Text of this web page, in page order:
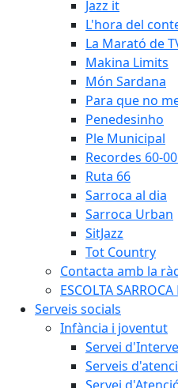
Jazz it
L'hora del
La Marató de
Makina Limits
Món Sardana
Para que no
Penedesinho
Ple Municipal
Recordes 60-
Ruta 66
Sarroca al dia
Sarroca Urban
SitJazz
Tot Country
Contacta amb la
ESCOLTA
Serveis socials
Infància i joventut
Servei
Serveis